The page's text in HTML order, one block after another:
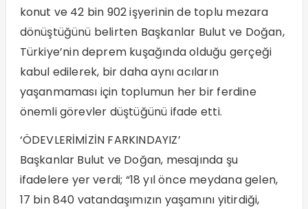
konut ve 42 bin 902 işyerinin de toplu mezara
dönüştüğünü belirten Başkanlar Bulut ve Doğan,
Türkiye’nin deprem kuşağında olduğu gerçeği
kabul edilerek, bir daha aynı acıların
yaşanmaması için toplumun her bir ferdine
önemli görevler düştüğünü ifade etti.
‘ÖDEVLERİMİZİN FARKINDAYIZ’
Başkanlar Bulut ve Doğan, mesajında şu
ifadelere yer verdi; “18 yıl önce meydana gelen,
17 bin 840 vatandaşımızın yaşamını yitirdiği,